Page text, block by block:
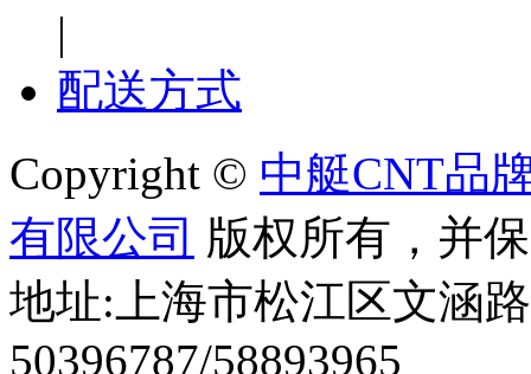
|
配送方式
Copyright © 中艇CNT品
有限公司 版权所有，并
地址:上海市松江区文涵
50396787/58893965